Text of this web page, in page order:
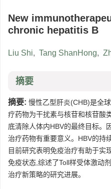
New
chronic hepatitis B
Liu Shi, Tang ShanHong,
摘要
摘要: 慢性乙型肝炎(CHB)是全
疗药物为干扰素与核苷和核苷酸
底清除人体内HBV的最终目标。
治疗药物有重要意义。HBV的持
目前研究表明免疫治疗有助于实
免疫状态,综述了Toll样受体激动
治疗新策略的研究进展。